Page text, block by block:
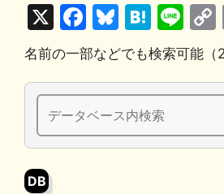
X
F
a
c
e
b
o
Bl
u
e
s
k
y
H
at
e
n
a
Li
n
e
名前の一部などでも検索可能（2
検
索:
DB